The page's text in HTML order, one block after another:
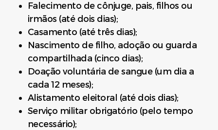
Falecimento de cônjuge, pais, filhos ou
irmãos (até dois dias);
Casamento (até três dias);
Nascimento de filho, adoção ou guarda
compartilhada (cinco dias);
Doação voluntária de sangue (um dia a
cada 12 meses);
Alistamento eleitoral (até dois dias);
Serviço militar obrigatório (pelo tempo
necessário);